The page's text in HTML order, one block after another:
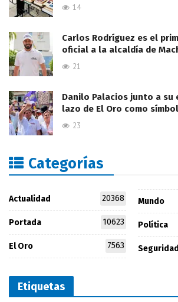
14
Carlos Rodríguez es el
oficial a la alcaldía de
21
Danilo Palacios junto a su
lazo de El Oro como
23
Categorías
Actualidad 20368
Portada 10623
El Oro 7563
Mundo
Política
Seguridad
Etiquetas